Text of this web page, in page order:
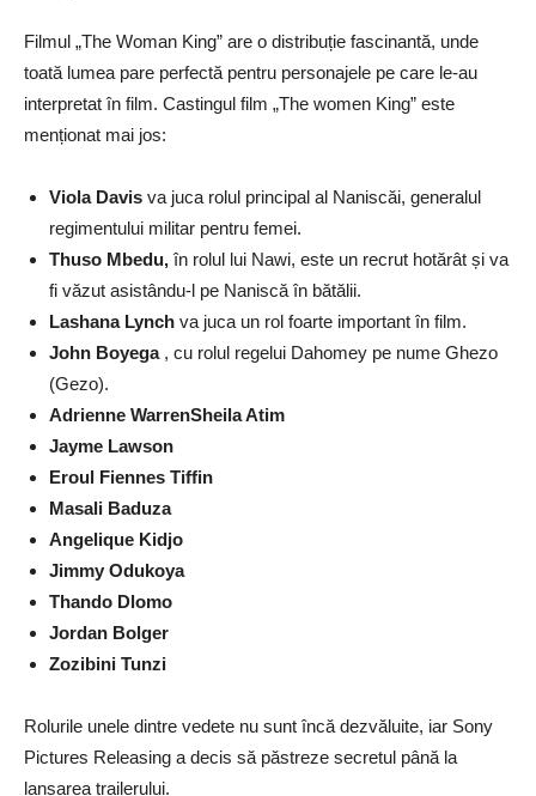
Filmul „The Woman King” are o distribuție fascinantă, unde
toată lumea pare perfectă pentru personajele pe care le-au
interpretat în film. Castingul film „The women King” este
menționat mai jos:
Viola Davis va juca rolul principal al Naniscăi, generalul
regimentului militar pentru femei.
Thuso Mbedu, în rolul lui Nawi, este un recrut hotărât și va
fi văzut asistându-l pe Naniscă în bătălii.
Lashana Lynch va juca un rol foarte important în film.
John Boyega , cu rolul regelui Dahomey pe nume Ghezo
(Gezo).
Adrienne WarrenSheila Atim
Jayme Lawson
Eroul Fiennes Tiffin
Masali Baduza
Angelique Kidjo
Jimmy Odukoya
Thando Dlomo
Jordan Bolger
Zozibini Tunzi
Rolurile unele dintre vedete nu sunt încă dezvăluite, iar Sony
Pictures Releasing a decis să păstreze secretul până la
lansarea trailerului.